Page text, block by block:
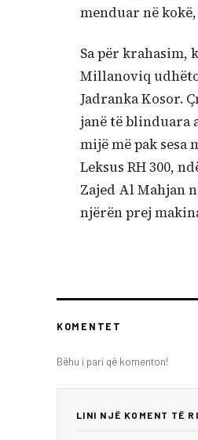
menduar në
Sa për krahasim,
Millanoviq
Jadranka Kosor.
janë të blinduara
mijë më pak sesa
Leksus RH 300,
Zajed Al Mahjan
njërën prej
KOMENTET
Bëhu i pari që komenton!
LINI NJË KOMENT TË RI